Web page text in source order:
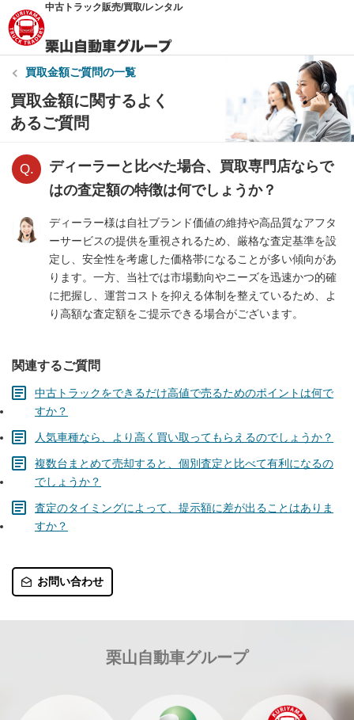
中古トラック販売/買取/レンタル
買取金額ご質問の一覧
買取金額に関するよく
あるご質問
ディーラーと比べた場合、買取専門店ならで
はの査定額の特徴は何でしょうか？
ディーラー様は自社ブランド価値の維持や高品質なアフタ
ーサービスの提供を重視されるため、厳格な査定基準を設
定し、安全性を考慮した価格帯になることが多い傾向があ
ります。一方、当社では市場動向やニーズを迅速かつ的確
に把握し、運営コストを抑える体制を整えているため、よ
り高額な査定額をご提示できる場合がございます。
関連するご質問
中古トラックをできるだけ高値で売るためのポイントは何で
すか？
人気車種なら、より高く買い取ってもらえるのでしょうか？
複数台まとめて売却すると、個別査定と比べて有利になるの
でしょうか？
査定のタイミングによって、提示額に差が出ることはありま
すか？
お問い合わせ
栗山自動車グループ